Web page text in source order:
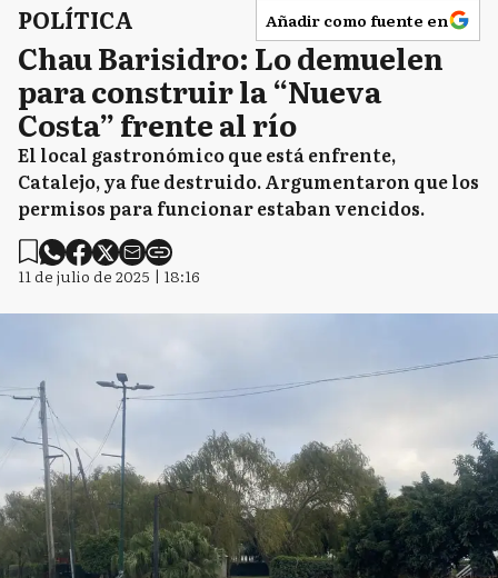
POLÍTICA Añadir como fuente en
Chau Barisidro: Lo demuelen
para construir la “Nueva
Costa” frente al río
El local gastronómico que está enfrente,
Catalejo, ya fue destruido. Argumentaron que los
permisos para funcionar estaban vencidos.
11 de julio de 2025 | 18:16